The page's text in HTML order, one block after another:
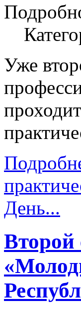
Уже
День...
Второй